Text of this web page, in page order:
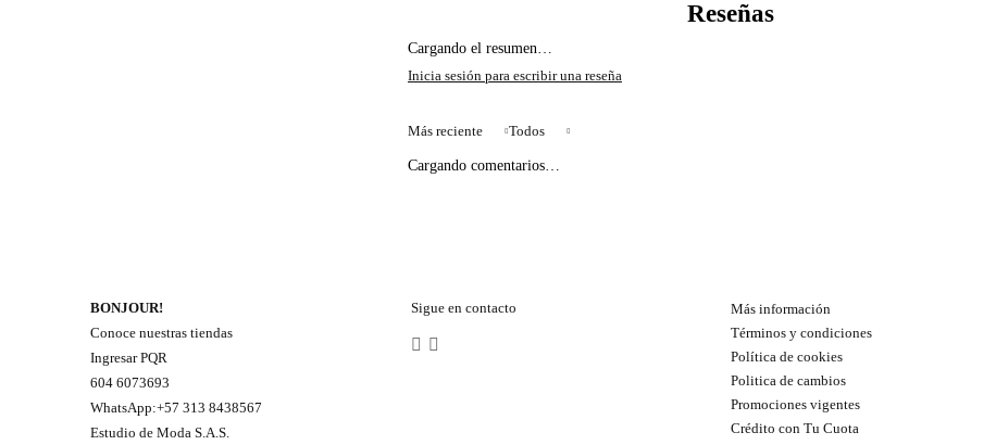
Cargando el resumen…
Más reciente Todos
Cargando comentarios…
BONJOUR!
Conoce nuestras tiendas
Ingresar PQR
604 6073693
WhatsApp:+57 313 8438567
Estudio de Moda S.A.S.
Sigue en contacto
Más información
Términos y condiciones
Política de cookies
Politica de cambios
Promociones vigentes
Crédito con Tu Cuota